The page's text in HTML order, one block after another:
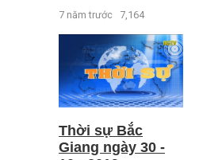
7 năm trước 7,164
Thời sự Bắc
Giang ngày 30 -